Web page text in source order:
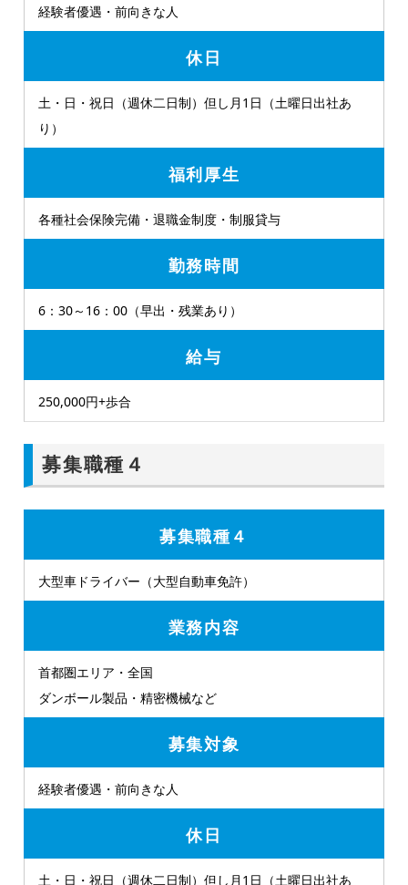
経験者優遇・前向きな人
休日
土・日・祝日（週休二日制）但し月1日（土曜日出社あ
り）
福利厚生
各種社会保険完備・退職金制度・制服貸与
勤務時間
6：30～16：00（早出・残業あり）
給与
250,000円+歩合
募集職種４
募集職種４
大型車ドライバー（大型自動車免許）
業務内容
首都圏エリア・全国
ダンボール製品・精密機械など
募集対象
経験者優遇・前向きな人
休日
土・日・祝日（週休二日制）但し月1日（土曜日出社あ